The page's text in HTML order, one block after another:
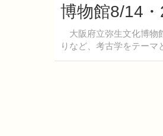
博物館8/14
大阪府立弥生文化博物
りなど、考古学をテーマ